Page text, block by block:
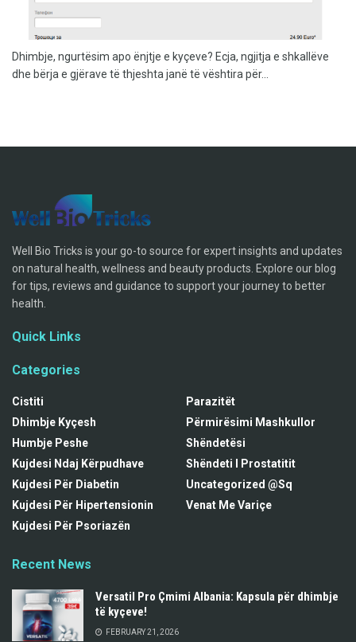
Dhimbje, ngurtësim apo ënjtje e kyçeve? Ecja, ngjitja e shkallëve
dhe bërja e gjërave të thjeshta janë të vështira për...
Well Bio Tricks is your go-to source for expert insights and updates
on natural health, wellness and beauty products. Explore our blog
for tips, reviews and guidance to support your journey to better
health.
Quick Links
Categories
Cistiti
Dhimbje Kyçesh
Humbje Peshe
Kujdesi Ndaj Kërpudhave
Kujdesi Për Diabetin
Kujdesi Për Hipertensionin
Kujdesi Për Psoriazën
Parazitët
Përmirësimi Mashkullor
Shëndetësi
Shëndeti I Prostatitit
Uncategorized @sq
Venat Me Variçe
Recent News
Versatil Pro Çmimi Albania: Kapsula për dhimbje
të kyçeve!
FEBRUARY 21, 2026